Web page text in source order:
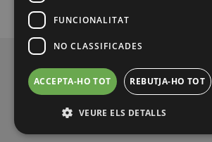
Legal notice
FUNCIONALITAT
NO CLASSIFICADES
ACCEPTA-HO TOT REBUTJA-HO TOT
VEURE ELS DETALLS